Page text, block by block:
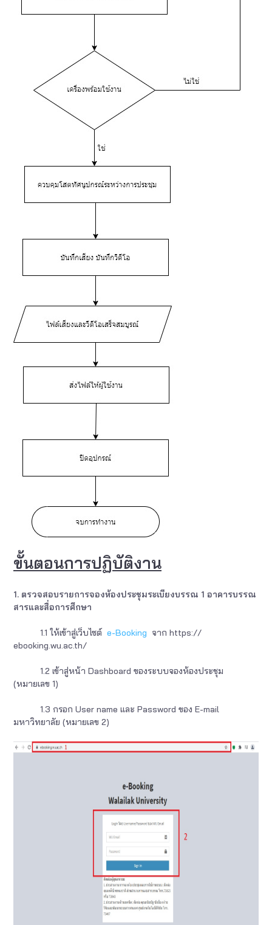
ขั้นตอนการปฏิบัติงาน
1. ตรวจสอบรายการจองห้องประชุมระเบียงบรรณ 1 อาคารบรรณ
สารและสื่อการศึกษา
1.1 ให้เข้าสู่เว็บไซต์ e-Booking จาก https://
ebooking.wu.ac.th/
1.2 เข้าสู่หน้า Dashboard ของระบบจองห้องประชุม
(หมายเลข 1)
1.3 กรอก User name และ Password ของ E-mail
มหาวิทยาลัย (หมายเลข 2)